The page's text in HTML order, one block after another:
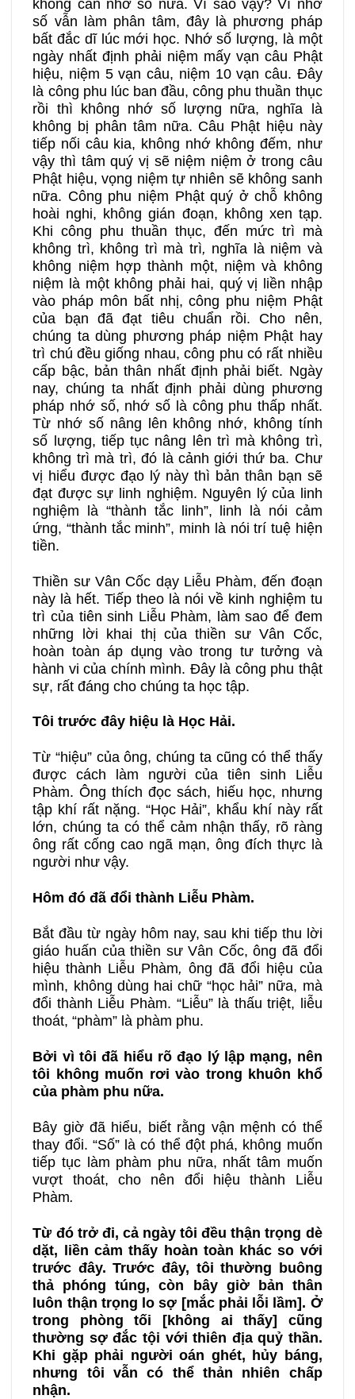
không cần nhớ số nữa. Vì sao vậy? Vì nhớ
số vẫn làm phân tâm, đây là phương pháp
bất đắc dĩ lúc mới học. Nhớ số lượng, là một
ngày nhất định phải niệm mấy vạn câu Phật
hiệu, niệm 5 vạn câu, niệm 10 vạn câu. Đây
là công phu lúc ban đầu, công phu thuần thục
rồi thì không nhớ số lượng nữa, nghĩa là
không bị phân tâm nữa. Câu Phật hiệu này
tiếp nối câu kia, không nhớ không đếm, như
vậy thì tâm quý vị sẽ niệm niệm ở trong câu
Phật hiệu, vọng niệm tự nhiên sẽ không sanh
nữa. Công phu niệm Phật quý ở chỗ không
hoài nghi, không gián đoạn, không xen tạp.
Khi công phu thuần thục, đến mức trì mà
không trì, không trì mà trì, nghĩa là niệm và
không niệm hợp thành một, niệm và không
niệm là một không phải hai, quý vị liền nhập
vào pháp môn bất nhị, công phu niệm Phật
của bạn đã đạt tiêu chuẩn rồi. Cho nên,
chúng ta dùng phương pháp niệm Phật hay
trì chú đều giống nhau, công phu có rất nhiều
cấp bậc, bản thân nhất định phải biết. Ngày
nay, chúng ta nhất định phải dùng phương
pháp nhớ số, nhớ số là công phu thấp nhất.
Từ nhớ số nâng lên không nhớ, không tính
số lượng, tiếp tục nâng lên trì mà không trì,
không trì mà trì, đó là cảnh giới thứ ba. Chư
vị hiểu được đạo lý này thì bản thân bạn sẽ
đạt được sự linh nghiệm. Nguyên lý của linh
nghiệm là “thành tắc linh”, linh là nói cảm
ứng, “thành tắc minh”, minh là nói trí tuệ hiện
tiền.
Thiền sư Vân Cốc dạy Liễu Phàm, đến đoạn
này là hết. Tiếp theo là nói về kinh nghiệm tu
trì của tiên sinh Liễu Phàm, làm sao để đem
những lời khai thị của thiền sư Vân Cốc,
hoàn toàn áp dụng vào trong tư tưởng và
hành vi của chính mình. Đây là công phu thật
sự, rất đáng cho chúng ta học tập.
Tôi trước đây hiệu là Học Hải.
Từ “hiệu” của ông, chúng ta cũng có thể thấy
được cách làm người của tiên sinh Liễu
Phàm. Ông thích đọc sách, hiếu học, nhưng
tập khí rất nặng. “Học Hải”, khẩu khí này rất
lớn, chúng ta có thể cảm nhận thấy, rõ ràng
ông rất cống cao ngã mạn, ông đích thực là
người như vậy.
Hôm đó đã đổi thành Liễu Phàm.
Bắt đầu từ ngày hôm nay, sau khi tiếp thu lời
giáo huấn của thiền sư Vân Cốc, ông đã đổi
hiệu thành Liễu Phàm, ông đã đổi hiệu của
mình, không dùng hai chữ “học hải” nữa, mà
đổi thành Liễu Phàm. “Liễu” là thấu triệt, liễu
thoát, “phàm” là phàm phu.
Bởi vì tôi đã hiểu rõ đạo lý lập mạng, nên
tôi không muốn rơi vào trong khuôn khổ
của phàm phu nữa.
Bây giờ đã hiểu, biết rằng vận mệnh có thể
thay đổi. “Số” là có thể đột phá, không muốn
tiếp tục làm phàm phu nữa, nhất tâm muốn
vượt thoát, cho nên đổi hiệu thành Liễu
Phàm.
Từ đó trở đi, cả ngày tôi đều thận trọng dè
dặt, liền cảm thấy hoàn toàn khác so với
trước đây. Trước đây, tôi thường buông
thả phóng túng, còn bây giờ bản thân
luôn thận trọng lo sợ [mắc phải lỗi lầm]. Ở
trong phòng tối [không ai thấy] cũng
thường sợ đắc tội với thiên địa quỷ thần.
Khi gặp phải người oán ghét, hủy báng,
nhưng tôi vẫn có thể thản nhiên chấp
nhận.